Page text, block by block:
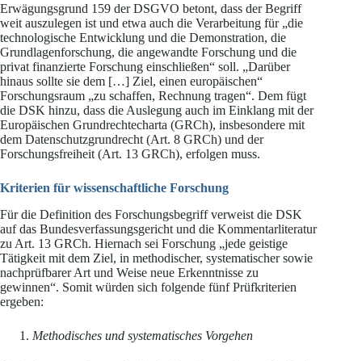
Erwägungsgrund 159 der DSGVO betont, dass der Begriff
weit auszulegen ist und etwa auch die Verarbeitung für „die
technologische Entwicklung und die Demonstration, die
Grundlagenforschung, die angewandte Forschung und die
privat finanzierte Forschung einschließen“ soll. „Darüber
hinaus sollte sie dem […] Ziel, einen europäischen“
Forschungsraum „zu schaffen, Rechnung tragen“. Dem fügt
die DSK hinzu, dass die Auslegung auch im Einklang mit der
Europäischen Grundrechtecharta (GRCh), insbesondere mit
dem Datenschutzgrundrecht (Art. 8 GRCh) und der
Forschungsfreiheit (Art. 13 GRCh), erfolgen muss.
Kriterien für wissenschaftliche Forschung
Für die Definition des Forschungsbegriff verweist die DSK
auf das Bundesverfassungsgericht und die Kommentarliteratur
zu Art. 13 GRCh. Hiernach sei Forschung „jede geistige
Tätigkeit mit dem Ziel, in methodischer, systematischer sowie
nachprüfbarer Art und Weise neue Erkenntnisse zu
gewinnen“. Somit würden sich folgende fünf Prüfkriterien
ergeben:
Methodisches und systematisches Vorgehen